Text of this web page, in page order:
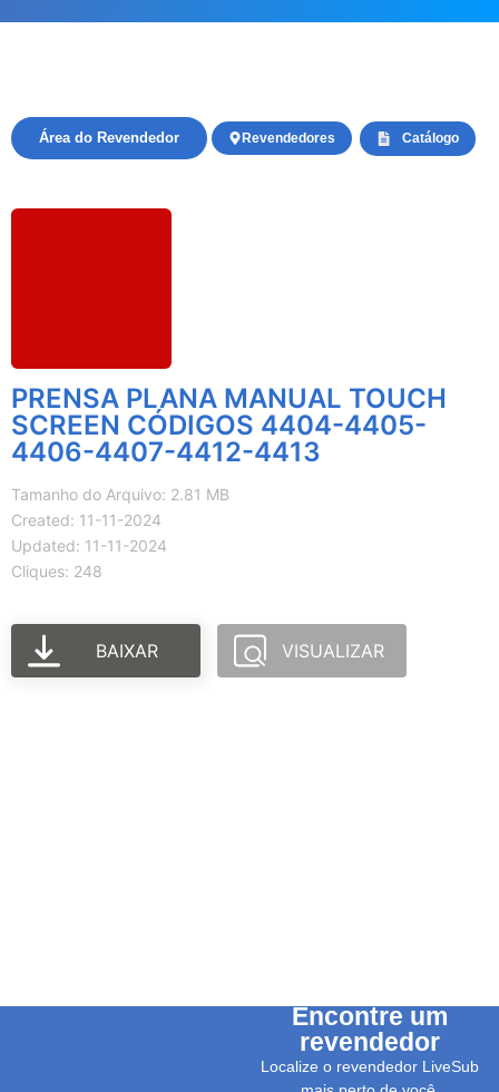
Catálogo
Revendedores
Área do Revendedor
PRENSA PLANA MANUAL TOUCH
SCREEN CÓDIGOS 4404-4405-
4406-4407-4412-4413
Tamanho do Arquivo: 2.81 MB
Created: 11-11-2024
Updated: 11-11-2024
Cliques: 248
BAIXAR VISUALIZAR
Encontre um
revendedor
Localize o revendedor LiveSub